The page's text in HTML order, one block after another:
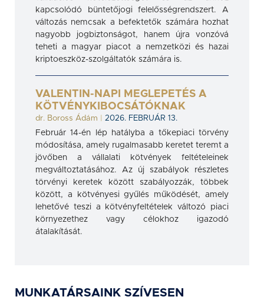
kapcsolódó büntetőjogi felelősségrendszert. A
változás nemcsak a befektetők számára hozhat
nagyobb jogbiztonságot, hanem újra vonzóvá
teheti a magyar piacot a nemzetközi és hazai
kriptoeszköz-szolgáltatók számára is.
VALENTIN-NAPI MEGLEPETÉS A
KÖTVÉNYKIBOCSÁTÓKNAK
dr. Boross Ádám
2026. FEBRUÁR 13.
Február 14-én lép hatályba a tőkepiaci törvény
módosítása, amely rugalmasabb keretet teremt a
jövőben a vállalati kötvények feltételeinek
megváltoztatásához. Az új szabályok részletes
törvényi keretek között szabályozzák, többek
között, a kötvényesi gyűlés működését, amely
lehetővé teszi a kötvényfeltételek változó piaci
környezethez vagy célokhoz igazodó
átalakítását.
MUNKATÁRSAINK SZÍVESEN